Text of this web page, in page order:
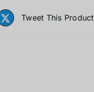
Tweet This Product